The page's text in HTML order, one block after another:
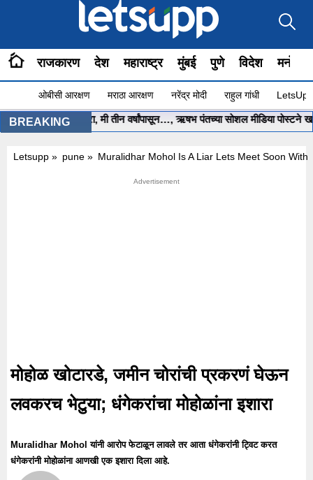
राजकारण देश महाराष्ट्र मुंबई पुणे विदेश
ओबीसी आरक्षण मराठा आरक्षण नरेंद्र मोदी राहुल गांधी
BREAKING
मला मदत करा, मी तीन वर्षांपासून…, ऋषभ पंतच्या सोशल मीडिया पोस्टने खळबळ
Letsupp » pune » Muralidhar Mohol Is A Liar Lets Meet Soon
मोहोळ खोटारडे, जमीन चोरांची प्रकरणं घेऊन
लवकरच भेटुया; धंगेकरांचा मोहोळांना इशारा
Muralidhar Mohol यांनी आरोप फेटाळून लावले तर आता धंगेकरांनी ट्विट करत
धंगेकरांनी मोहोळांना आणखी एक इशारा दिला आहे.